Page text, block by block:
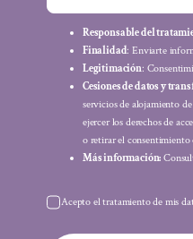
Responsable del
Finalidad: Enviarte
Legitimación:
Cesiones de datos y
servicios de alojamiento
ejercer los derechos de
o retirar el consentimiento
Más información:
Acepto el tratamiento de mis